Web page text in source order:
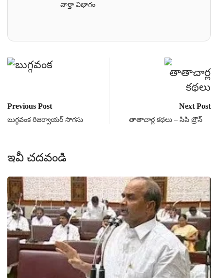
వార్తా విభాగం
Previous Post
బుగ్గవంక రిజర్వాయర్ సొగసు
Next Post
తాతాచార్ల కథలు – సిపి బ్రౌన్
ఇవీ చదవండి